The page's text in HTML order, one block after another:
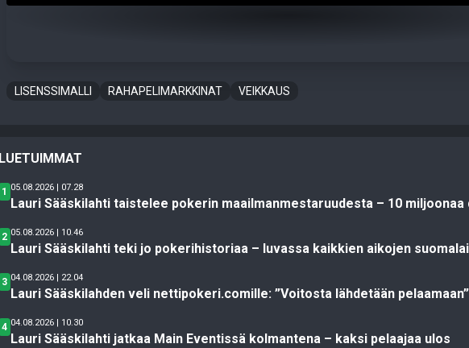
LISENSSIMALLI RAHAPELIMARKKINAT VEIKKAUS
LUETUIMMAT
1 05.08.2026 | 07.28
Lauri Sääskilahti taistelee pokerin maailmanmestaruudesta – 10
2 05.08.2026 | 10.46
Lauri Sääskilahti teki jo pokerihistoriaa – luvassa kaikkien aikojen
3 04.08.2026 | 22.04
Lauri Sääskilahden veli nettipokeri.comille: ”Voitosta lähdetään pelaamaan”
4 04.08.2026 | 10.30
Lauri Sääskilahti jatkaa Main Eventissä kolmantena – kaksi pelaajaa ulos